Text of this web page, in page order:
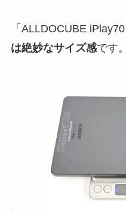
「ALLDOCUBE
は絶妙なサイズ感です。